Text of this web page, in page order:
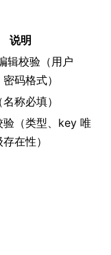
说明
辑校验（用户
码格式）
称必填）
验（类型、key 唯
在性）